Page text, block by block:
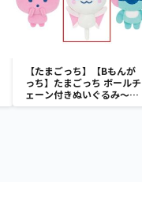
【たまごっち】【Bもんが
っち】たまごっち ボールチ
ェーン付きぬいぐるみ～
Tamagotchi Paradise～